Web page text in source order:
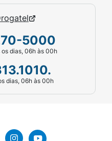
5000
os dias, 06h às 00h
dias, 06h às 00h